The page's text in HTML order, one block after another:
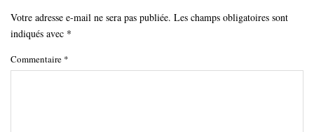
Votre adresse e-mail ne sera pas publiée. Les champs obligatoires sont
indiqués avec *
Commentaire *